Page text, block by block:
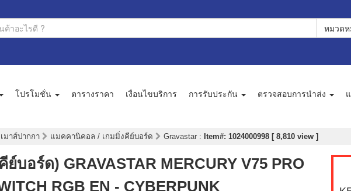
หมวด
โปรโมชั่น ตารางราคา เงื่อนไขบริการ การรับประกัน ตรวจสอบการนำส่ง
มาส์ปากกา แมคคานิคอล / เกมมิ่งคีย์บอร์ด Gravastar : Item#: 1024000998 [ 8,810 view ]
ย์บอร์ด) GRAVASTAR MERCURY V75 PRO
RGB EN - CYBERPUNK